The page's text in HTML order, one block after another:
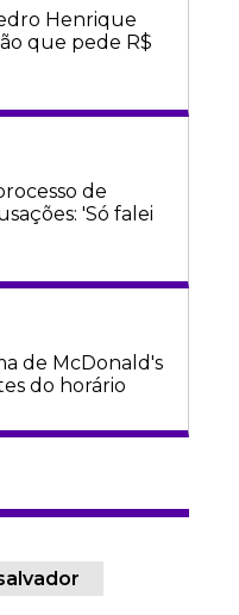
Henrique
que pede R$
de
'Só falei
de McDonald's
do horário